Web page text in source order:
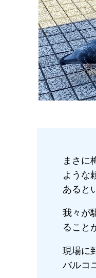
まさに
ような
あると
我々が
ること
現場に
バルコ